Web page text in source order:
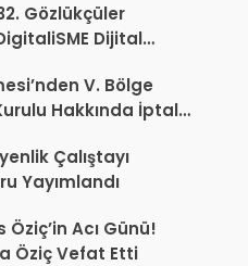
Gözlükçüler
Dijital
V. Bölge
Hakkında İptal
Çalıştayı
Yayımlandı
Öziç’in Acı Günü!
Öziç Vefat Etti